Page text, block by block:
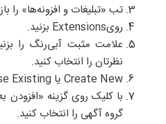
تب «تبلیغات و افزونه‌ها» را
رویExtensions بزنید.
علامت مثبت آبی‌رنگ را
نظرتان را انتخاب کنید.
Create New یا Use Existing را انتخاب کنید.
با کلیک روی گزینه
گروه آگهی را انتخاب کنید.